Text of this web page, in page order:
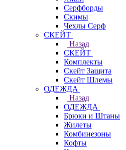
Серфборды
Скимы
Чехлы Cерф
СКЕЙТ
Назад
СКЕЙТ
Комплекты
Скейт Защита
Скейт Шлемы
ОДЕЖДА
Назад
ОДЕЖДА
Брюки и Штаны
Жилеты
Комбинезоны
Кофты